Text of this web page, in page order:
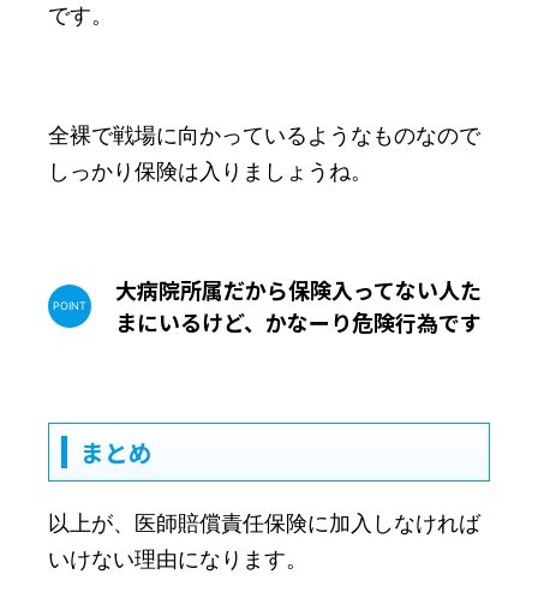
です。
全裸で戦場に向かっているようなものなので
しっかり保険は入りましょうね。
大病院所属だから保険入ってない人た
まにいるけど、かなーり危険行為です
まとめ
以上が、医師賠償責任保険に加入しなければ
いけない理由になります。